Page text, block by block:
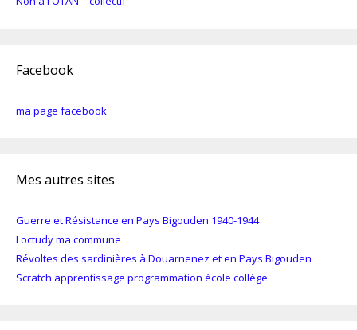
Facebook
ma page facebook
Mes autres sites
Guerre et Résistance en Pays Bigouden 1940-1944
Loctudy ma commune
Révoltes des sardinières à Douarnenez et en Pays Bigouden
Scratch apprentissage programmation école collège